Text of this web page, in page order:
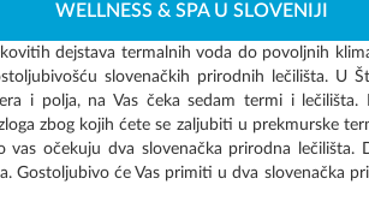
WELLNESS & SPA U SLOVENIJI
dejstava termalnih voda do povoljnih
slovenačkih prirodnih lečilišta. U
i polja, na Vas čeka sedam termi i
zbog kojih ćete se zaljubiti u prekmurske
očekuju dva slovenačka prirodna
će Vas primiti u dva slovenačka